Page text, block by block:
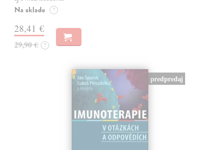
Na sklade ?
28,41 €
29,90 € ?
predpredaj